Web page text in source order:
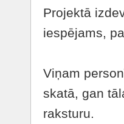
Projektā
iespējams,
Viņam
skatā, gan
raksturu.